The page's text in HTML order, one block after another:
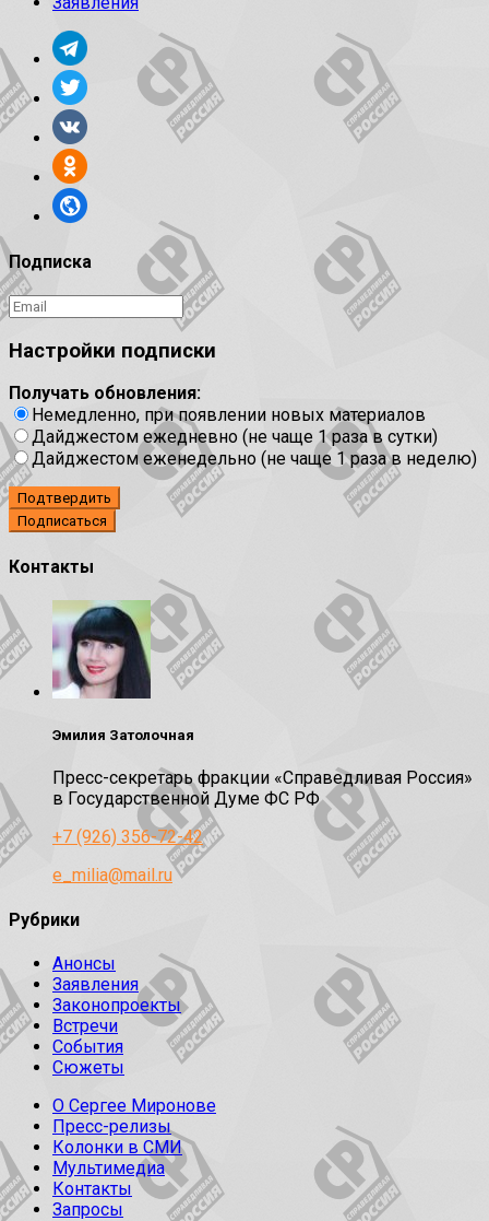
Подписка
Настройки подписки
Получать обновления:
Немедленно, при появлении новых материалов
Дайджестом ежедневно (не чаще 1 раза в сутки)
Дайджестом еженедельно (не чаще 1 раза в неделю)
Подтвердить
Контакты
Эмилия Затолочная
Пресс-секретарь фракции «Справедливая Россия»
в Государственной Думе ФС РФ
+7 (926) 356-72-42
e_milia@mail.ru
Рубрики
Анонсы
Заявления
Законопроекты
Встречи
События
Сюжеты
О Сергее Миронове
Пресс-релизы
Колонки в СМИ
Мультимедиа
Контакты
Запросы